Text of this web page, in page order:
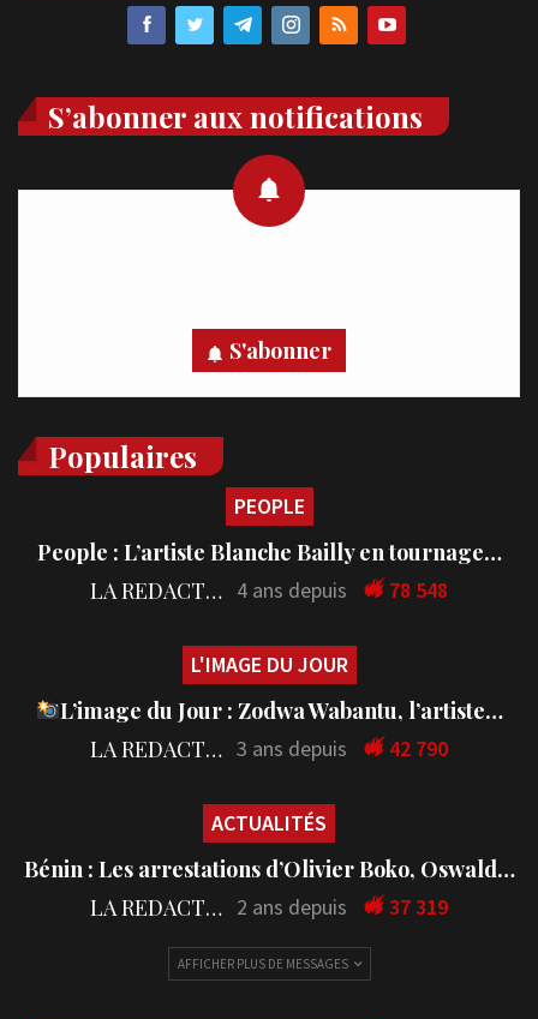
S’abonner aux notifications
S'abonner
Populaires
PEOPLE
People : L’artiste Blanche Bailly en tournage…
LA REDACTION 4 ans depuis 78 548
L'IMAGE DU JOUR
L’image du Jour : Zodwa Wabantu, l’artiste…
LA REDACTION 3 ans depuis 42 790
ACTUALITÉS
Bénin : Les arrestations d’Olivier Boko, Oswald…
LA REDACTION 2 ans depuis 37 319
AFFICHER PLUS DE MESSAGES